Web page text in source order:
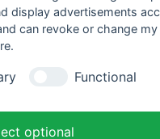
display advertisements
can revoke or change
Functional
optional